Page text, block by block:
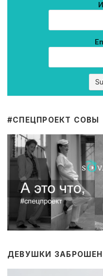
#CПЕЦПРОЕКТ СОВЫ
ДЕВУШКИ